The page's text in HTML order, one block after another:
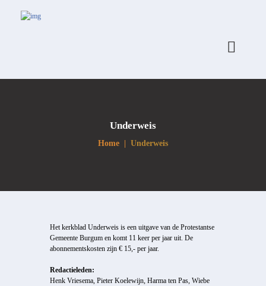
Underweis
Home Underweis
Het kerkblad Underweis is een uitgave van de Protestantse
Gemeente Burgum en komt 11 keer per jaar uit. De
abonnementskosten zijn € 15,- per jaar.
Redactieleden:
Henk Vriesema, Pieter Koelewijn, Harma ten Pas, Wiebe